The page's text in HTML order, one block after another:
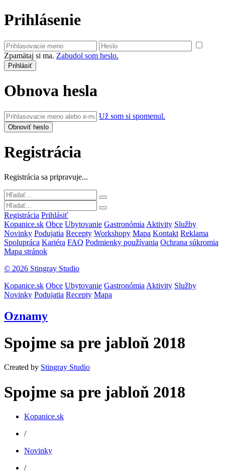
Prihlásenie
Zpamätaj si ma. Zabudol som heslo.
Obnova hesla
Už som si spomenul.
Registrácia
Registrácia sa pripravuje...
Registrácia Prihlásiť
Kopanice.sk Obce Ubytovanie Gastronómia Aktivity Služby
Novinky Podujatia Recepty Workshopy Mapa Kontakt Reklama
Spolupráca Kariéra FAQ Podmienky používania Ochrana súkromia
Mapa stránok
© 2026 Stingray Studio
Kopanice.sk Obce Ubytovanie Gastronómia Aktivity Služby
Novinky Podujatia Recepty Mapa
Oznamy
Spojme sa pre jabloň 2018
Created by Stingray Studio
Spojme sa pre jabloň 2018
Kopanice.sk
/
Novinky
/